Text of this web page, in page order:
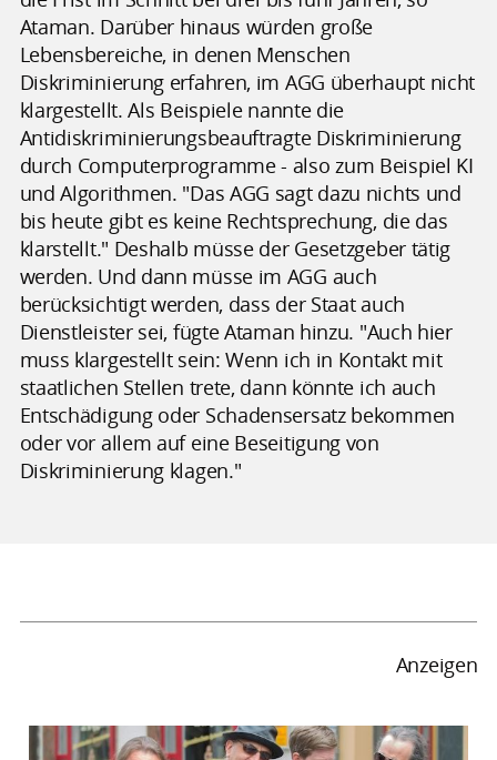
Ataman. Darüber hinaus würden große
Lebensbereiche, in denen Menschen
Diskriminierung erfahren, im AGG überhaupt nicht
klargestellt. Als Beispiele nannte die
Antidiskriminierungsbeauftragte Diskriminierung
durch Computerprogramme - also zum Beispiel KI
und Algorithmen. "Das AGG sagt dazu nichts und
bis heute gibt es keine Rechtsprechung, die das
klarstellt." Deshalb müsse der Gesetzgeber tätig
werden. Und dann müsse im AGG auch
berücksichtigt werden, dass der Staat auch
Dienstleister sei, fügte Ataman hinzu. "Auch hier
muss klargestellt sein: Wenn ich in Kontakt mit
staatlichen Stellen trete, dann könnte ich auch
Entschädigung oder Schadensersatz bekommen
oder vor allem auf eine Beseitigung von
Diskriminierung klagen."
Anzeigen